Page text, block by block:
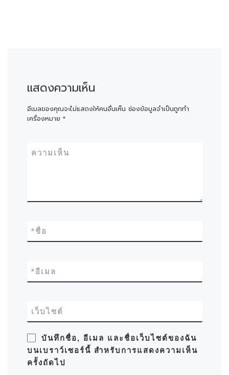
แสดงความเห็น
อีเมลของคุณจะไม่แสดงให้คนอื่นเห็น ช่องข้อมูลจำเป็นถูกทำ
เครื่องหมาย *
ความเห็น
ชื่อ
*
อีเมล
*
เว็บไซต์
บันทึกชื่อ, อีเมล และชื่อเว็บไซต์ของฉัน
บนเบราว์เซอร์นี้ สำหรับการแสดงความเห็น
ครั้งถัดไป